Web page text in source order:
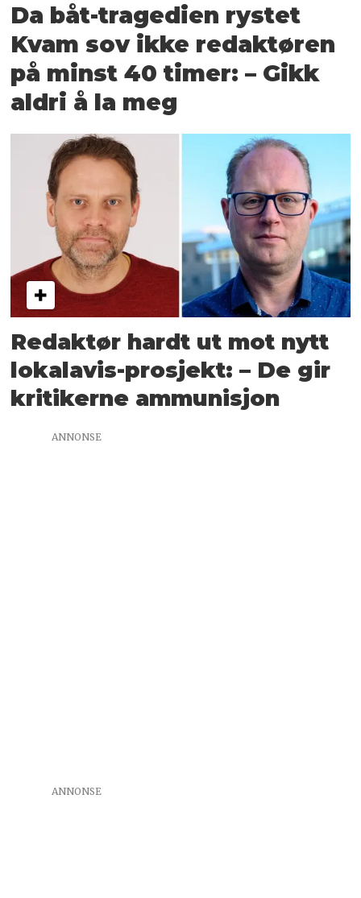
Da båt-tragedien rystet
Kvam sov ikke redaktøren
på minst 40 timer: – Gikk
aldri å la meg
Redaktør hardt ut mot nytt
lokalavis-prosjekt: – De gir
kritikerne ammunisjon
ANNONSE
ANNONSE